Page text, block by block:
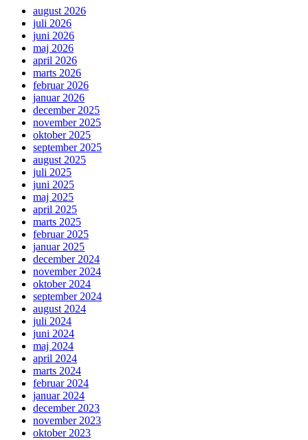
august 2026
juli 2026
juni 2026
maj 2026
april 2026
marts 2026
februar 2026
januar 2026
december 2025
november 2025
oktober 2025
september 2025
august 2025
juli 2025
juni 2025
maj 2025
april 2025
marts 2025
februar 2025
januar 2025
december 2024
november 2024
oktober 2024
september 2024
august 2024
juli 2024
juni 2024
maj 2024
april 2024
marts 2024
februar 2024
januar 2024
december 2023
november 2023
oktober 2023